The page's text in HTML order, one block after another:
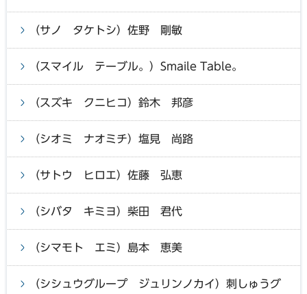
（サノ タケトシ）佐野 剛敏
（スマイル テーブル。）Smaile Table。
（スズキ クニヒコ）鈴木 邦彦
（シオミ ナオミチ）塩見 尚路
（サトウ ヒロエ）佐藤 弘恵
（シバタ キミヨ）柴田 君代
（シマモト エミ）島本 恵美
（シシュウグループ ジュリンノカイ）刺しゅうグ